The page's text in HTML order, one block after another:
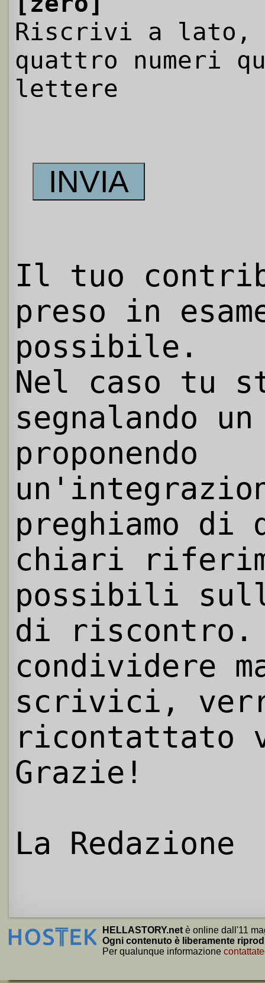
Riscrivi a
quattro numeri
lettere
Il tuo
preso in
possibile.
Nel caso tu
segnalando
proponendo
preghiamo
chiari
possibili
di riscontro.
condividere
scrivici,
ricontattato
Grazie!
La Redazione
HELLASTORY.net è online dall'11
Ogni contenuto è liberamente
Per qualunque informazione